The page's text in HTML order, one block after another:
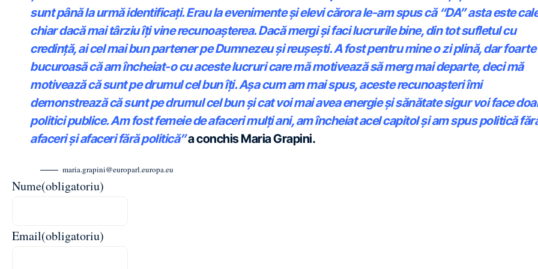
sunt până la urmă identificați. Erau la evenimente și elevi cărora le-am spus că “DA” asta este
chiar dacă mai târziu îți vine recunoașterea. Dacă mergi și faci lucrurile bine, din tot sufletul cu
credință, ai cel mai bun partener pe Dumnezeu și reușești. A fost pentru mine o zi plină, dar foarte
bucuroasă că am încheiat-o cu aceste lucruri care mă motivează să merg mai departe, deci mă
motivează că sunt pe drumul cel bun îți. Așa cum am mai spus, aceste recunoașteri îmi
demonstrează că sunt pe drumul cel bun și cat voi mai avea energie și sănătate sigur voi face
politici publice. Am fost femeie de afaceri mulți ani, am încheiat acel capitol și am spus politică
afaceri și afaceri fără politică”a conchis Maria Grapini.
maria.grapini@europarl.europa.eu
Nume(obligatoriu)
Email(obligatoriu)